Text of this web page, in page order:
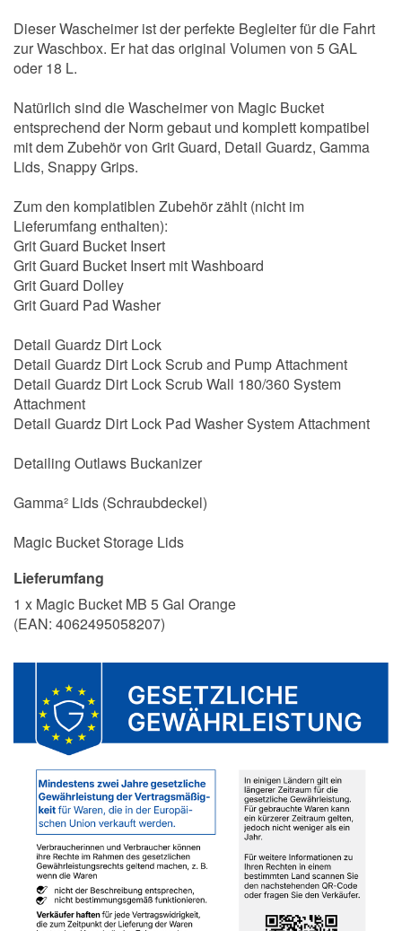
Dieser Wascheimer ist der perfekte Begleiter für die Fahrt
zur Waschbox. Er hat das original Volumen von 5 GAL
oder 18 L.
Natürlich sind die Wascheimer von Magic Bucket
entsprechend der Norm gebaut und komplett kompatibel
mit dem Zubehör von Grit Guard, Detail Guardz, Gamma
Lids, Snappy Grips.
Zum den komplatiblen Zubehör zählt (nicht im
Lieferumfang enthalten):
Grit Guard Bucket Insert
Grit Guard Bucket Insert mit Washboard
Grit Guard Dolley
Grit Guard Pad Washer
Detail Guardz Dirt Lock
Detail Guardz Dirt Lock Scrub and Pump Attachment
Detail Guardz Dirt Lock Scrub Wall 180/360 System
Attachment
Detail Guardz Dirt Lock Pad Washer System Attachment
Detailing Outlaws Buckanizer
Gamma² Lids (Schraubdeckel)
Magic Bucket Storage Lids
Lieferumfang
1 x Magic Bucket MB 5 Gal Orange
(EAN: 4062495058207)